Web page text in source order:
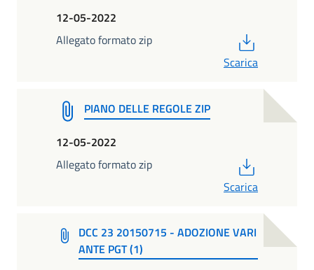
12-05-2022
Allegato formato zip
Scarica
PIANO DELLE REGOLE ZIP
12-05-2022
Allegato formato zip
Scarica
DCC 23 20150715 - ADOZIONE VARI
ANTE PGT (1)